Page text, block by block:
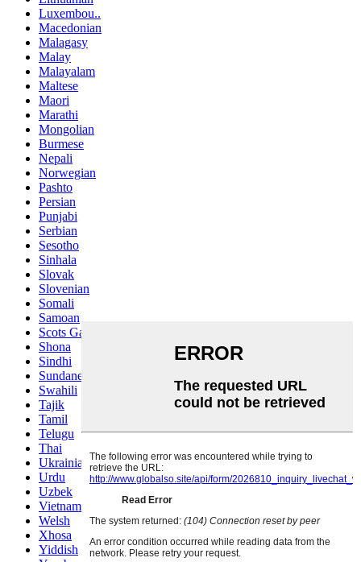
Luxembou..
Macedonian
Malagasy
Malay
Malayalam
Maltese
Maori
Marathi
Mongolian
Burmese
Nepali
Norwegian
Pashto
Persian
Punjabi
Serbian
Sesotho
Sinhala
Slovak
Slovenian
Somali
Samoan
Scots Gaelic
Shona
Sindhi
Sundanese
Swahili
Tajik
Tamil
Telugu
Thai
Ukrainian
Urdu
Uzbek
Vietnamese
Welsh
Xhosa
Yiddish